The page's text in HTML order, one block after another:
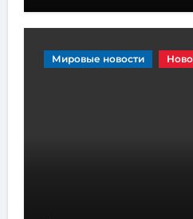
Мировые новости